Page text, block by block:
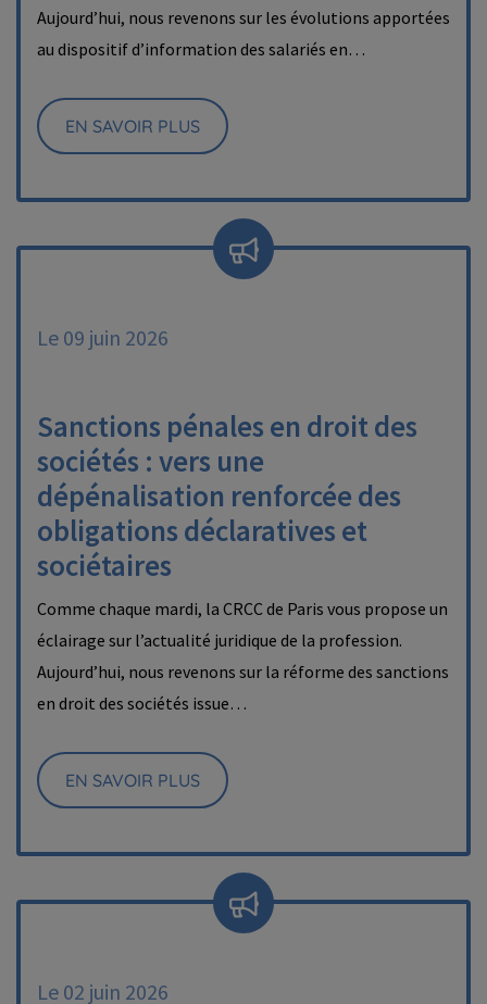
Aujourd’hui, nous revenons sur les évolutions apportées
au dispositif d’information des salariés en…
EN SAVOIR PLUS
Le 09 juin 2026
Sanctions pénales en droit des
sociétés : vers une
dépénalisation renforcée des
obligations déclaratives et
sociétaires
Comme chaque mardi, la CRCC de Paris vous propose un
éclairage sur l’actualité juridique de la profession.
Aujourd’hui, nous revenons sur la réforme des sanctions
en droit des sociétés issue…
EN SAVOIR PLUS
Le 02 juin 2026